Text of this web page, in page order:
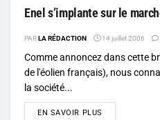
Enel s’implante sur le
PARLA RÉDACTION 14 juillet 2006
Comme annoncez dans cette
de l'éolien français), nous
la société...
EN SAVOIR PLUS